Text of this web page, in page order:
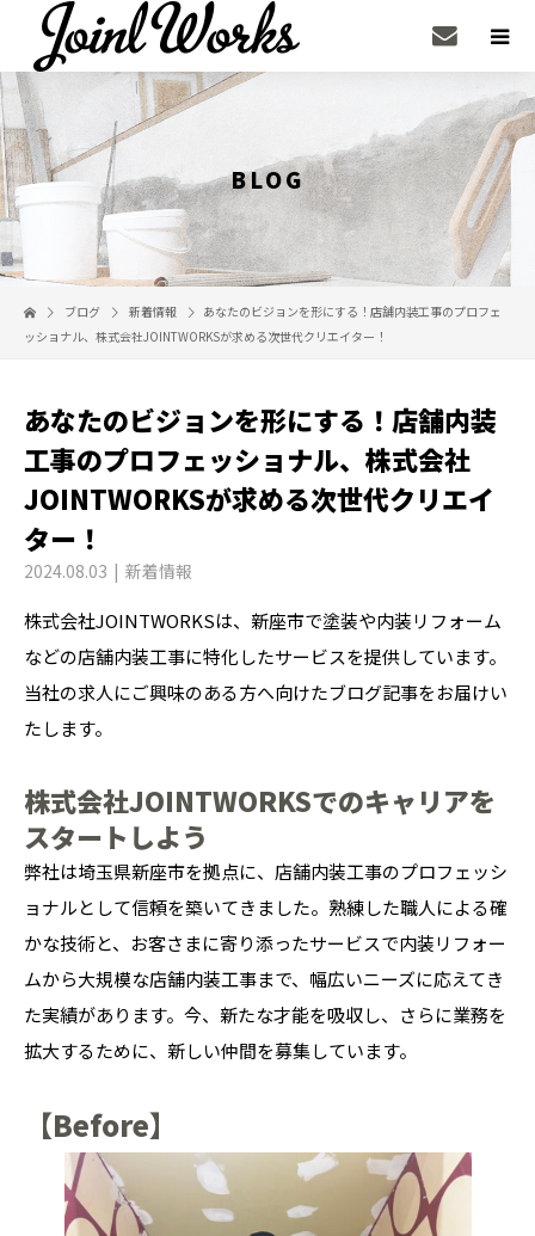
BLOG
ブログ 新着情報
あなたのビジョンを形にする！店舗内装工事のプロフェ
ッショナル、株式会社JOINTWORKSが求める次世代クリエイター！
あなたのビジョンを形にする！店舗内装
工事のプロフェッショナル、株式会社
JOINTWORKSが求める次世代クリエイ
ター！
2024.08.03 新着情報
株式会社JOINTWORKSは、新座市で塗装や内装リフォーム
などの店舗内装工事に特化したサービスを提供しています。
当社の求人にご興味のある方へ向けたブログ記事をお届けい
たします。
株式会社JOINTWORKSでのキャリアを
スタートしよう
弊社は埼玉県新座市を拠点に、店舗内装工事のプロフェッシ
ョナルとして信頼を築いてきました。熟練した職人による確
かな技術と、お客さまに寄り添ったサービスで内装リフォー
ムから大規模な店舗内装工事まで、幅広いニーズに応えてき
た実績があります。今、新たな才能を吸収し、さらに業務を
拡大するために、新しい仲間を募集しています。
【Before】